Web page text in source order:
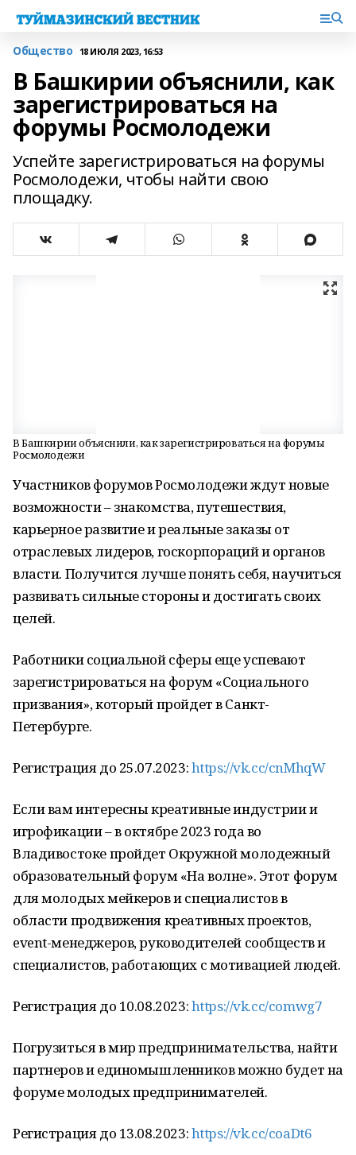
Общество 18 ИЮЛЯ 2023, 16:53
В Башкирии объяснили, как
зарегистрироваться на
форумы Росмолодежи
Успейте зарегистрироваться на форумы
Росмолодежи, чтобы найти свою
площадку.
В Башкирии объяснили, как зарегистрироваться на форумы
Росмолодежи
Участников форумов Росмолодежи ждут новые
возможности – знакомства, путешествия,
карьерное развитие и реальные заказы от
отраслевых лидеров, госкорпораций и органов
власти. Получится лучше понять себя, научиться
развивать сильные стороны и достигать своих
целей.
Работники социальной сферы еще успевают
зарегистрироваться на форум «Социального
призвания», который пройдет в Санкт-
Петербурге.
Регистрация до 25.07.2023:https://vk.cc/cnMhqW
Если вам интересны креативные индустрии и
игрофикации – в октябре 2023 года во
Владивостоке пройдет Окружной молодежный
образовательный форум «На волне». Этот форум
для молодых мейкеров и специалистов в
области продвижения креативных проектов,
event-менеджеров, руководителей сообществ и
специалистов, работающих с мотивацией людей.
Регистрация до 10.08.2023:https://vk.cc/comwg7
Погрузиться в мир предпринимательства, найти
партнеров и единомышленников можно будет на
форуме молодых предпринимателей.
Регистрация до 13.08.2023:https://vk.cc/coaDt6